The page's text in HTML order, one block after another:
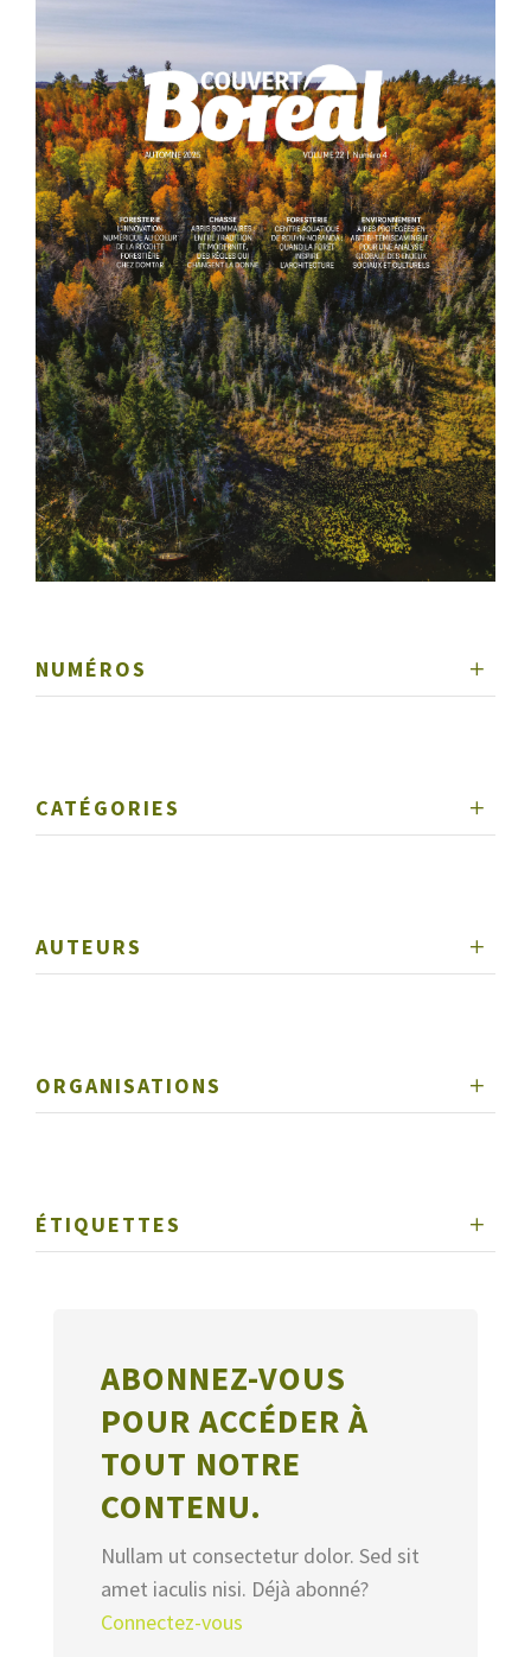
NUMÉROS
CATÉGORIES
AUTEURS
ORGANISATIONS
ÉTIQUETTES
ABONNEZ-VOUS
POUR ACCÉDER À
TOUT NOTRE
CONTENU.
Nullam ut consectetur dolor. Sed sit
amet iaculis nisi. Déjà abonné?
Connectez-vous